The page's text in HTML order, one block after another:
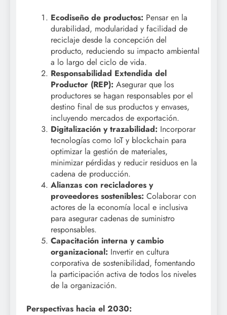
Ecodiseño de productos: Pensar en la
durabilidad, modularidad y facilidad de
reciclaje desde la concepción del
producto, reduciendo su impacto ambiental
a lo largo del ciclo de vida.
Responsabilidad Extendida del
Productor (REP): Asegurar que los
productores se hagan responsables por el
destino final de sus productos y envases,
incluyendo mercados de exportación.
Digitalización y trazabilidad: Incorporar
tecnologías como IoT y blockchain para
optimizar la gestión de materiales,
minimizar pérdidas y reducir residuos en la
cadena de producción.
Alianzas con recicladores y
proveedores sostenibles: Colaborar con
actores de la economía local e inclusiva
para asegurar cadenas de suministro
responsables.
Capacitación interna y cambio
organizacional: Invertir en cultura
corporativa de sostenibilidad, fomentando
la participación activa de todos los niveles
de la organización.
Perspectivas hacia el 2030: